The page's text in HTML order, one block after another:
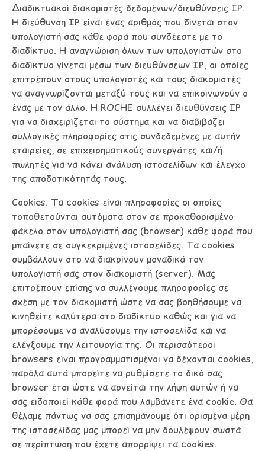
Διαδικτυακοί διακομιστές δεδομένων/διευθύνσεις ΙΡ.
Η διεύθυνση ΙΡ είναι ένας αριθμός που δίνεται στον
υπολογιστή σας κάθε φορά που συνδέεστε με το
διαδίκτυο. Η αναγνώριση όλων των υπολογιστών στο
διαδίκτυο γίνεται μέσω των διευθύνσεων ΙΡ, οι οποίες
επιτρέπουν στους υπολογιστές και τους διακομιστές
να αναγνωρίζονται μεταξύ τους και να επικοινωνούν ο
ένας με τον άλλο. Η ROCHE συλλέγει διευθύνσεις ΙΡ
για να διαχειρίζεται το σύστημα και να διαβιβάζει
συλλογικές πληροφορίες στις συνδεδεμένες με αυτήν
εταιρείες, σε επιχειρηματικούς συνεργάτες και/ή
πωλητές για να κάνει ανάλυση ιστοσελίδων και έλεγχο
της αποδοτικότητάς τους.
Cookies. Τα cookies είναι πληροφορίες οι οποίες
τοποθετούνται αυτόματα στον σε προκαθορισμένο
φάκελο στον υπολογιστή σας (browser) κάθε φορά που
μπαίνετε σε συγκεκριμένες ιστοσελίδες. Τα cookies
συμβάλλουν στο να διακρίνουν μοναδικά τον
υπολογιστή σας στον διακομιστή (server). Μας
επιτρέπουν επίσης να συλλέγουμε πληροφορίες σε
σχέση με τον διακομιστή ώστε να σας βοηθήσουμε να
κινηθείτε καλύτερα στο διαδίκτυο καθώς και για να
μπορέσουμε να αναλύσουμε την ιστοσελίδα και να
ελέγξουμε την λειτουργία της. Οι περισσότεροι
browsers είναι προγραμματισμένοι να δέχονται cookies,
παρόλα αυτά μπορείτε να ρυθμίσετε το δικό σας
browser έτσι ώστε να αρνείται την λήψη αυτών ή να
σας ειδοποιεί κάθε φορά που λαμβάνετε ένα cookie. Θα
θέλαμε πάντως να σας επισημάνουμε ότι ορισμένα μέρη
της ιστοσελίδας μας μπορεί να μην δουλέψουν σωστά
σε περίπτωση που έχετε απορρίψει τα cookies.